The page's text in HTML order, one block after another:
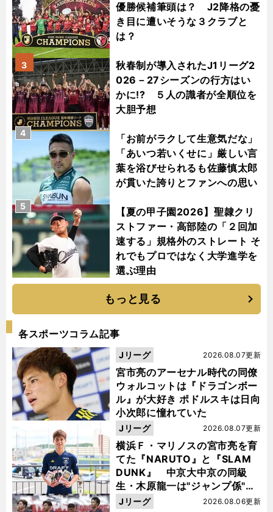
優勝候補筆頭は？ J2降格の憂
き目に遭いそうな３クラブと
は？
秋春制が導入されたJ1リーグ2
026－27シーズンの行方はい
かに!? ５人の識者が全順位を
大胆予想
3
「お前がラクして生意気だな」
「あいつ若いくせに」厳しい言
葉を浴びせられるも佐藤慎太郎
が貫いた誇りとファンへの思い
4
【夏の甲子園2026】聖隷クリ
ストファー・高部陸の「２回加
速する」規格外のストレート そ
れでもプロではなく大学進学を
選ぶ理由
5
もっと見る
各スポーツコラム記事
宮市亮のアーセナル時代の同僚
ウォルコットは『ドラゴンボー
ル』が大好き ポドルスキは日向
小次郎に憧れていた
2026.08.07更新
Jリーグ
横浜Ｆ・マリノスの宮市亮を育
てた『NARUTO』と『SLAM
DUNK』 中京大中京の同級
生・木原龍一は"ジャンプ係"だ
った
2026.08.07更新
Jリーグ
2026.08.06更新
Jリーグ